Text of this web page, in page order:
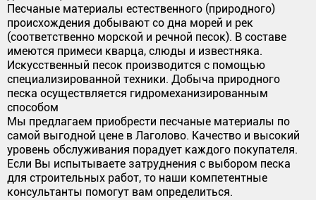
Песчаные материалы естественного (природного)
происхождения добывают со дна морей и рек
(соответственно морской и речной песок). В составе
имеются примеси кварца, слюды и известняка.
Искусственный песок производится с помощью
специализированной техники. Добыча природного
песка осуществляется гидромеханизированным
способом
Мы предлагаем приобрести песчаные материалы по
самой выгодной цене в Лаголово. Качество и высокий
уровень обслуживания порадует каждого покупателя.
Если Вы испытываете затруднения с выбором песка
для строительных работ, то наши компетентные
консультанты помогут вам определиться.